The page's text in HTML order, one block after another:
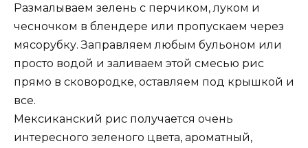
Размалываем зелень с перчиком, луком и
чесночком в блендере или пропускаем через
мясорубку. Заправляем любым бульоном или
просто водой и заливаем этой смесью рис
прямо в сковородке, оставляем под крышкой и
все.
Мексиканский рис получается очень
интересного зеленого цвета, ароматный,